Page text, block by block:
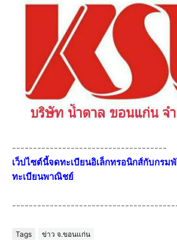
-------------------------------------
เว็ปไซต์นี้จดทะเบียนอิเล็กทรอนิกส์กับกรม
ทะเบียนพาณิชย์
Tags ข่าว จ.ขอนแก่น